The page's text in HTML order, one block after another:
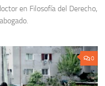
en Filosofía del Derecho,
0